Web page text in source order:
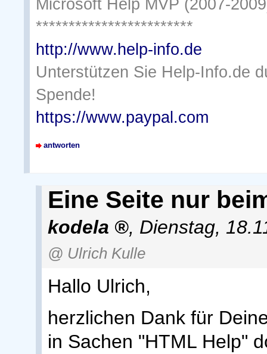
Microsoft Help MVP (2007-
************************
http://www.help-info.de
Unterstützen Sie Help-Info.de
Spende!
https://www.paypal.com
antworten
Eine Seite nur
kodela , Dienstag,
@ Ulrich Kulle
Hallo Ulrich,
herzlichen Dank für
in Sachen "HTML Help"